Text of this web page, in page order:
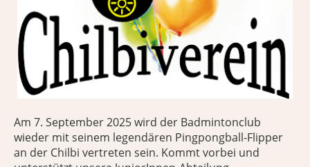
Am 7. September 2025 wird der Badmintonclub
wieder mit seinem legendären Pingpongball-Flipper
an der Chilbi vertreten sein. Kommt vorbei und